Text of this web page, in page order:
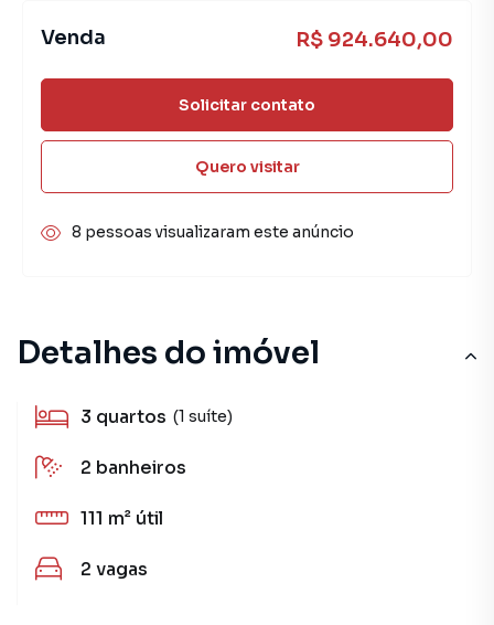
Detalhes do imóvel
3 quartos (1 suíte)
2 banheiros
111 m² útil
2 vagas
Venda R$ 924.640,00
Solicitar contato
Quero visitar
8 pessoas visualizaram este anúncio